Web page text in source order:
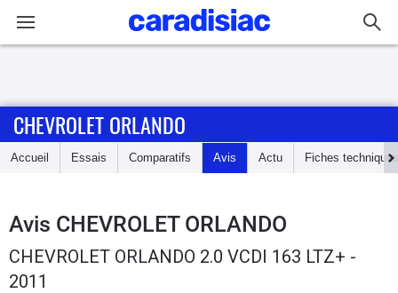
Accueil
Essais
Guide
d'achat
CHEVROLET ORLANDO
Accueil Essais Comparatifs Avis Actu Fiches techniques
Avis CHEVROLET ORLANDO
CHEVROLET ORLANDO 2.0 VCDI 163 LTZ+ -
2011